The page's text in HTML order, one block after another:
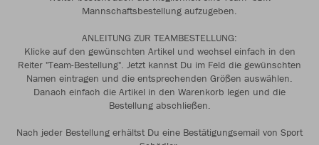
Mannschaftsbestellung aufzugeben.
ANLEITUNG ZUR TEAMBESTELLUNG:
Klicke auf den gewünschten Artikel und wechsel einfach in den
Reiter "Team-Bestellung". Jetzt kannst Du im Feld die gewünschten
Namen eintragen und die entsprechenden Größen auswählen.
Danach einfach die Artikel in den Warenkorb legen und die
Bestellung abschließen.
Nach jeder Bestellung erhältst Du eine Bestätigungsemail von Sport